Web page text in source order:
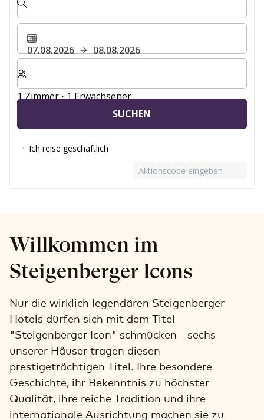
07.08.2026
08.08.2026
Wählen Sie die Anzahl der Zimmer und Gäste für Ihren
1 Zimmer ⋅ 1 Erwachsener
SUCHEN
Ich reise geschäftlich
Aktionscode eingeben
Willkommen im
Steigenberger Icons
Nur die wirklich legendären Steigenberger
Hotels dürfen sich mit dem Titel
"Steigenberger Icon" schmücken - sechs
unserer Häuser tragen diesen
prestigeträchtigen Titel. Ihre besondere
Geschichte, ihr Bekenntnis zu höchster
Qualität, ihre reiche Tradition und ihre
internationale Ausrichtung machen sie zu